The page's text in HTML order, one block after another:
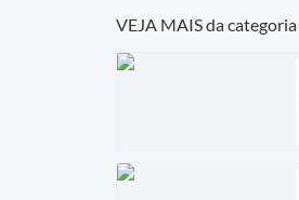
VEJA MAIS da categoria